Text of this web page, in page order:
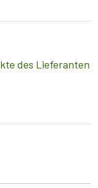
des Lieferanten